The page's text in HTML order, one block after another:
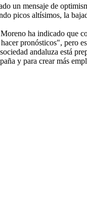
un mensaje de
picos altísimos, la
ha indicado que
pronósticos", pero
andaluza está
y para crear más